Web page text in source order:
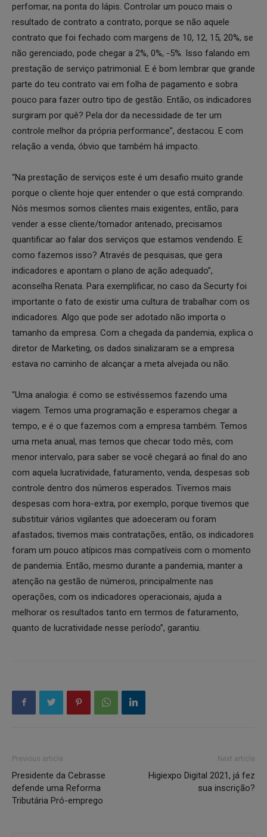
perfomar, na ponta do lápis. Controlar um pouco mais o
resultado de contrato a contrato, porque se não aquele
contrato que foi fechado com margens de 10, 12, 15, 20%, se
não gerenciado, pode chegar a 2%, 0%, -5%. Isso falando em
prestação de serviço patrimonial. E é bom lembrar que grande
parte do teu contrato vai em folha de pagamento e sobra
pouco para fazer outro tipo de gestão. Então, os indicadores
surgiram por quê? Pela dor da necessidade de ter um
controle melhor da própria performance”, destacou. E com
relação a venda, óbvio que também há impacto.
“Na prestação de serviços este é um desafio muito grande
porque o cliente hoje quer entender o que está comprando.
Nós mesmos somos clientes mais exigentes, então, para
vender a esse cliente/tomador antenado, precisamos
quantificar ao falar dos serviços que estamos vendendo. E
como fazemos isso? Através de pesquisas, que gera
indicadores e apontam o plano de ação adequado”,
aconselha Renata. Para exemplificar, no caso da Securty foi
importante o fato de existir uma cultura de trabalhar com os
indicadores. Algo que pode ser adotado não importa o
tamanho da empresa. Com a chegada da pandemia, explica o
diretor de Marketing, os dados sinalizaram se a empresa
estava no caminho de alcançar a meta alvejada ou não.
“Uma analogia: é como se estivéssemos fazendo uma
viagem. Temos uma programação e esperamos chegar a
tempo, e é o que fazemos com a empresa também. Temos
uma meta anual, mas temos que checar todo mês, com
menor intervalo, para saber se você chegará ao final do ano
com aquela lucratividade, faturamento, venda, despesas sob
controle dentro dos números esperados. Tivemos mais
despesas com hora-extra, por exemplo, porque tivemos que
substituir vários vigilantes que adoeceram ou foram
afastados; tivemos mais contratações, então, os indicadores
foram um pouco atípicos mas compatíveis com o momento
de pandemia. Então, mesmo durante a pandemia, manter a
atenção na gestão de números, principalmente nas
operações, com os indicadores operacionais, ajuda a
melhorar os resultados tanto em termos de faturamento,
quanto de lucratividade nesse período”, garantiu.
Previous article
Presidente da Cebrasse
defende uma Reforma
Tributária Pró-emprego
Next article
Higiexpo Digital 2021, já fez
sua inscrição?